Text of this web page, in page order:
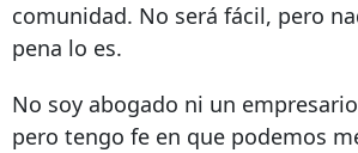
comunidad. No será fácil, pero
pena lo es.
No soy abogado ni un
pero tengo fe en que podemos